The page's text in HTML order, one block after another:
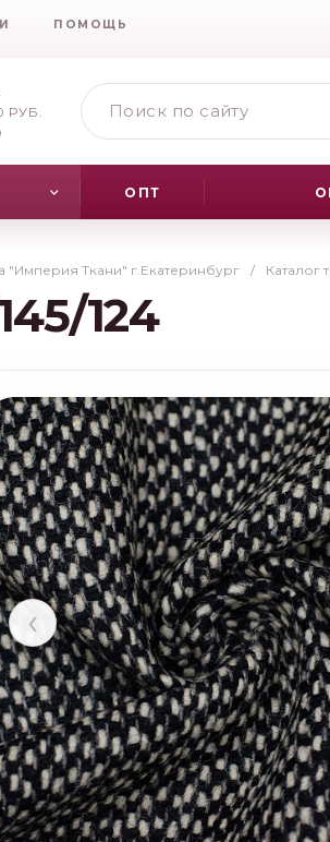
ПОМОЩЬ
РУБ.
ОПТ
"Империя Ткани" г.Екатеринбург / Каталог
124
‹